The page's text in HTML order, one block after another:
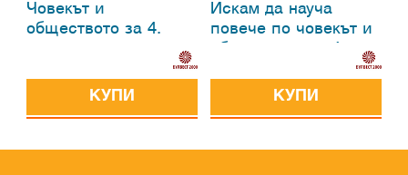
Човекът и
обществото за 4.
КУПИ
Искам да науча
повече по човекът и
помагало за
подготовка за
КУПИ